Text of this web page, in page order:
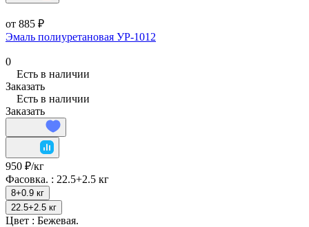
от 885 ₽
Эмаль полиуретановая УР-1012
0
Есть в наличии
Заказать
Есть в наличии
Заказать
950 ₽/кг
Фасовка. : 22.5+2.5 кг
8+0.9 кг
22.5+2.5 кг
Цвет : Бежевая.